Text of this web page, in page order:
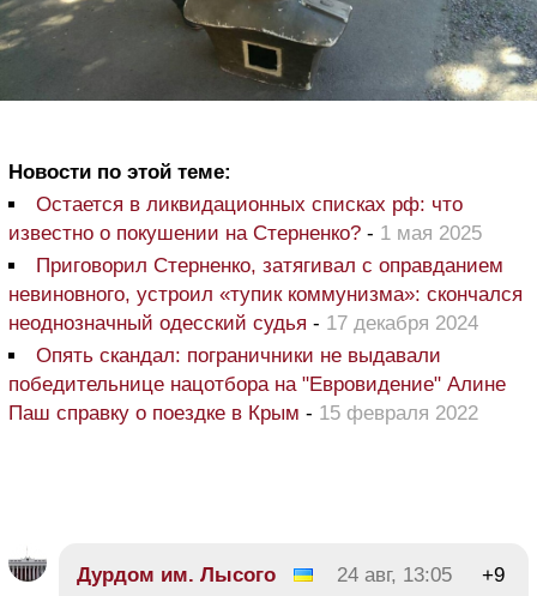
Новости по этой теме:
Остается в ликвидационных списках рф: что
известно о покушении на Стерненко? - 1 мая 2025
Приговорил Стерненко, затягивал с оправданием
невиновного, устроил «тупик коммунизма»: скончался
неоднозначный одесский судья - 17 декабря 2024
Опять скандал: пограничники не выдавали
победительнице нацотбора на "Евровидение" Алине
Паш справку о поездке в Крым - 15 февраля 2022
Дурдом им. Лысого 24 авг, 13:05 +9